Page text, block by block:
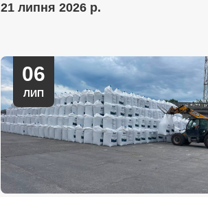
21 липня 2026 р.
06
ЛИП